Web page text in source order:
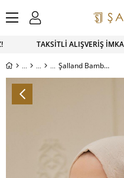
SİPARİŞ 0543 900
Şalland Bambu Şal Taş